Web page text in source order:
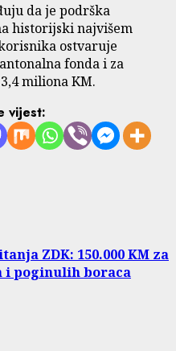
da je podrška
historijski najvišem
ostvaruje
fonda i za
miliona KM.
vijest:
ZDK: 150.000 KM za
i poginulih boraca